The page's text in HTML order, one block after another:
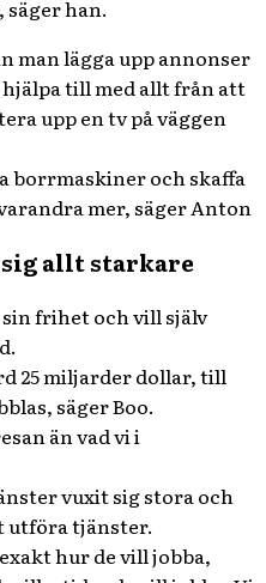
han.
man lägga upp annonser
till med allt från att
upp en tv på väggen
borrmaskiner och skaffa
mer, säger Anton
allt starkare
frihet och vill själv
25 miljarder dollar, till
säger Boo.
än vad vi i
vuxit sig stora och
utföra tjänster.
hur de vill jobba,